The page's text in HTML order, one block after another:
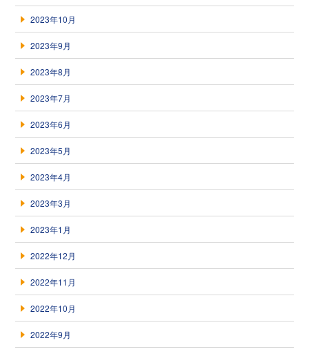
2023年10月
2023年9月
2023年8月
2023年7月
2023年6月
2023年5月
2023年4月
2023年3月
2023年1月
2022年12月
2022年11月
2022年10月
2022年9月